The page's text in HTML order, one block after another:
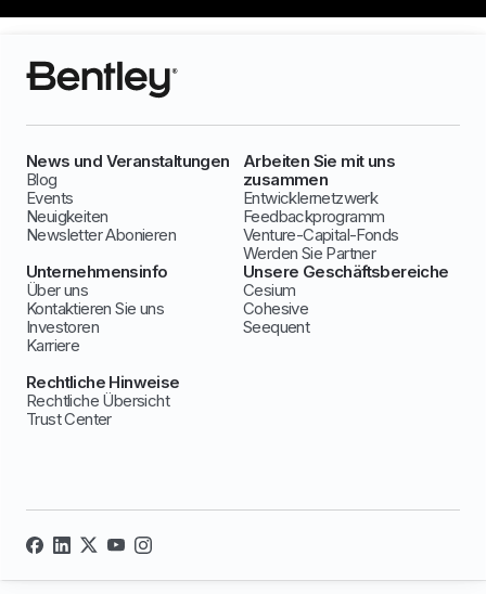
News und Veranstaltungen
Blog
Events
Neuigkeiten
Newsletter Abonieren
Arbeiten Sie mit uns
zusammen
Entwicklernetzwerk
Feedbackprogramm
Venture-Capital-Fonds
Werden Sie Partner
Unternehmensinfo
Über uns
Kontaktieren Sie uns
Investoren
Karriere
Unsere Geschäftsbereiche
Cesium
Cohesive
Seequent
Rechtliche Hinweise
Rechtliche Übersicht
Trust Center